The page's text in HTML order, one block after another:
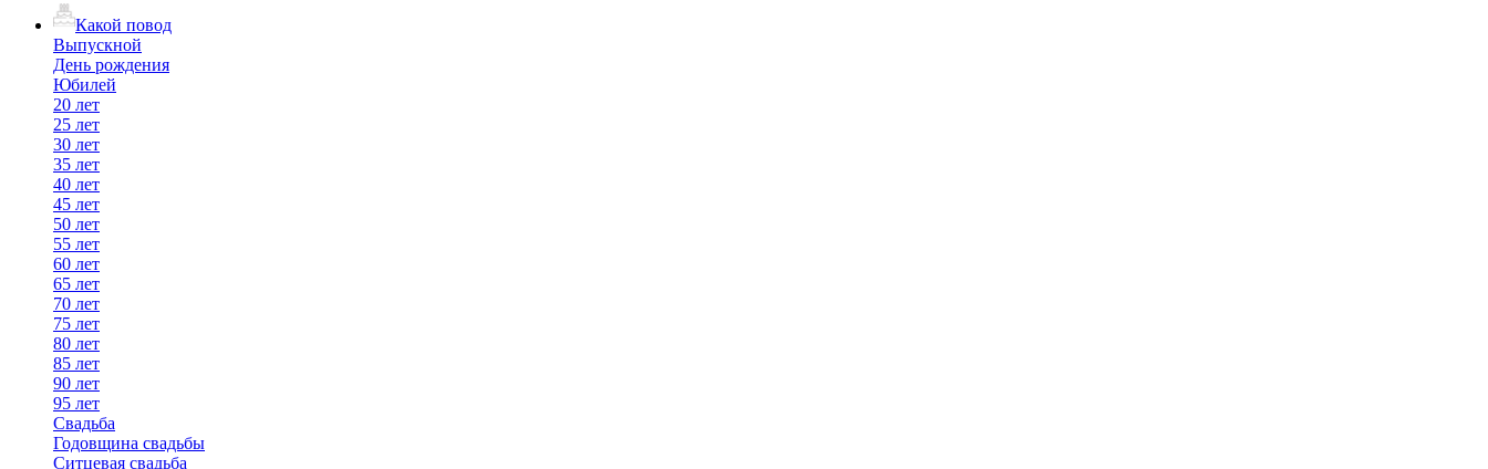
Какой повод
Выпускной
День рождения
Юбилей
20 лет
25 лет
30 лет
35 лет
40 лет
45 лет
50 лет
55 лет
60 лет
65 лет
70 лет
75 лет
80 лет
85 лет
90 лет
95 лет
Свадьба
Годовщина свадьбы
Ситцевая свадьба